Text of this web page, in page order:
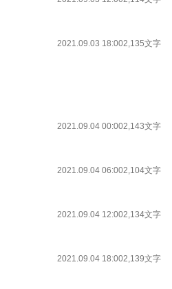
2021.09.03 18:002,135文字
2021.09.04 00:002,143文字
2021.09.04 06:002,104文字
2021.09.04 12:002,134文字
2021.09.04 18:002,139文字